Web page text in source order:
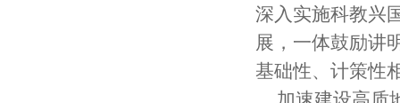
深入实施科教兴
展，一体鼓励讲
基础性、计策性